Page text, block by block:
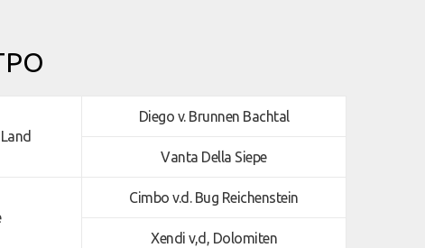
Diego v. Brunnen Bachtal
Vanta Della Siepe
Cimbo v.d. Bug Reichenstein
Xendi v,d, Dolomiten